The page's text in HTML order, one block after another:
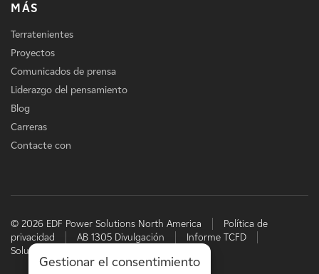
MÁS
Terratenientes
Proyectos
Comunicados de prensa
Liderazgo del pensamiento
Blog
Carreras
Contacte con
© 2026 EDF Power Solutions North America
Política de
privacidad
AB 1305 Divulgación
Informe TCFD
Soluciones energéticas de EDF
Gestionar el consentimiento